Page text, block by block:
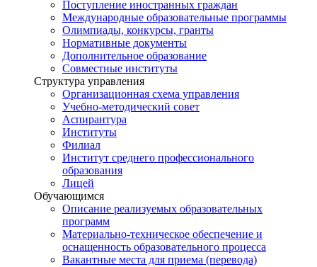
Поступление иностранных граждан
Международные образовательные программы
Олимпиады, конкурсы, гранты
Нормативные документы
Дополнительное образование
Совместные институты
Структура управления
Организационная схема управления
Учебно-методический совет
Аспирантура
Институты
Филиал
Институт среднего профессионального
образования
Лицей
Обучающимся
Описание реализуемых образовательных
программ
Материально-техническое обеспечение и
оснащенность образовательного процесса
Вакантные места для приема (перевода)